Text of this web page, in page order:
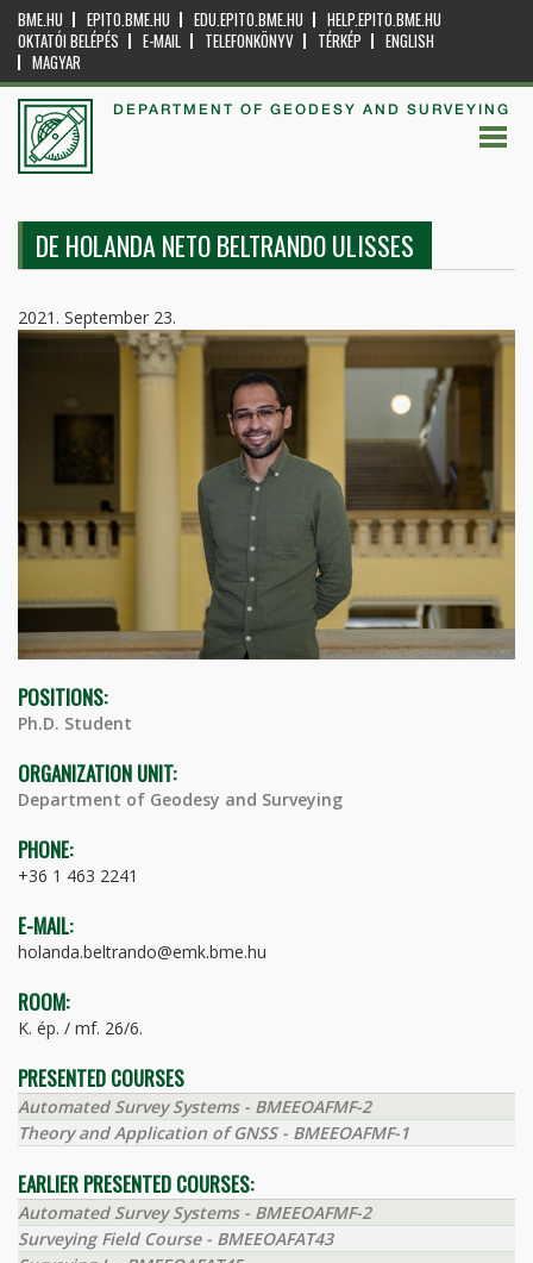
BME.HU EPITO.BME.HU EDU.EPITO.BME.HU
HELP.EPITO.BME.HU
OKTATÓI BELÉPÉS
E-MAIL TELEFONKÖNYV TÉRKÉP
ENGLISH
MAGYAR
DEPARTMENT OF GEODESY AND SURVEYING
DE HOLANDA NETO BELTRANDO ULISSES
2021. September 23.
POSITIONS:
Ph.D. Student
ORGANIZATION UNIT:
Department of Geodesy and Surveying
PHONE:
+36 1 463 2241
E-MAIL:
holanda.beltrando@emk.bme.hu
ROOM:
K. ép. / mf. 26/6.
PRESENTED COURSES
Automated Survey Systems - BMEEOAFMF-2
Theory and Application of GNSS - BMEEOAFMF-1
EARLIER PRESENTED COURSES:
Automated Survey Systems - BMEEOAFMF-2
Surveying Field Course - BMEEOAFAT43